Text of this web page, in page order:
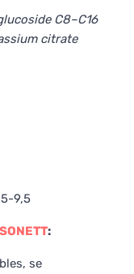
C8–C16
citrate
9,5
SONETT:
se